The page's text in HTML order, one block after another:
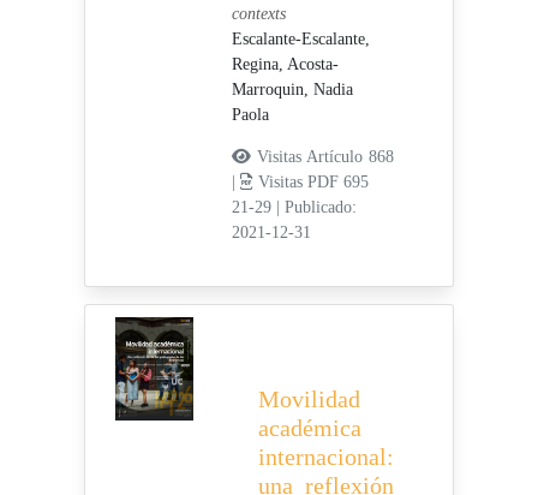
contexts
Escalante-Escalante,
Regina, Acosta-
Marroquin, Nadia
Paola
Visitas Artículo 868
Visitas PDF 695
21-29
Publicado:
2021-12-31
Movilidad
académica
internacional:
una reflexión